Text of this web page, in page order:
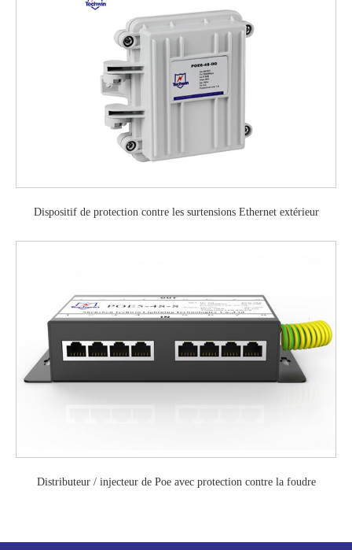
Dispositif de protection contre les surtensions Ethernet extérieur
Distributeur / injecteur de Poe avec protection contre la foudre